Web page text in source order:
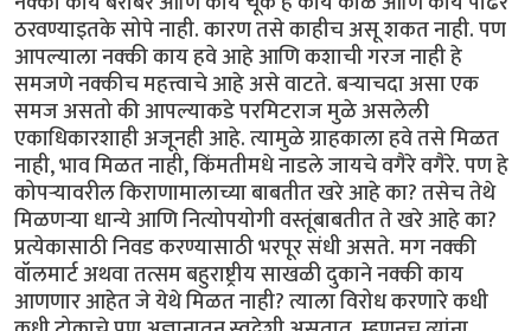
ठरवण्याइतके सोपे नाही. कारण तसे काहीच असू शकत नाही. पण
आपल्याला नक्की काय हवे आहे आणि कशाची गरज नाही हे
समजणे नक्कीच महत्त्वाचे आहे असे वाटते. बर्‍याचदा असा एक
समज असतो की आपल्याकडे परमिटराज मुळे असलेली
एकाधिकारशाही अजूनही आहे. त्यामुळे ग्राहकाला हवे तसे मिळत
नाही, भाव मिळत नाही, किंमतीमधे नाडले जायचे वगैरे वगैरे. पण हे
कोपर्‍यावरील किराणामालाच्या बाबतीत खरे आहे का? तसेच तेथे
मिळणर्‍या धान्ये आणि नित्योपयोगी वस्तूंबाबतीत ते खरे आहे का?
प्रत्येकासाठी निवड करण्यासाठी भरपूर संधी असते. मग नक्की
वॉलमार्ट अथवा तत्सम बहुराष्ट्रीय साखळी दुकाने नक्की काय
आणणार आहेत जे येथे मिळत नाही? त्याला विरोध करणारे कधी